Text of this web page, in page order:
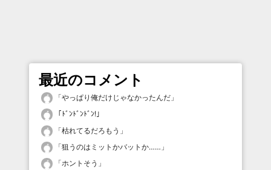
最近のコメント
「やっぱり俺だけじゃなかったんだ 」
「 ﾄﾞﾝﾄﾞﾝﾄﾞﾝ! 」
「枯れてるだろもう 」
「狙うのはミットかバットか…… 」
「ホントそう 」